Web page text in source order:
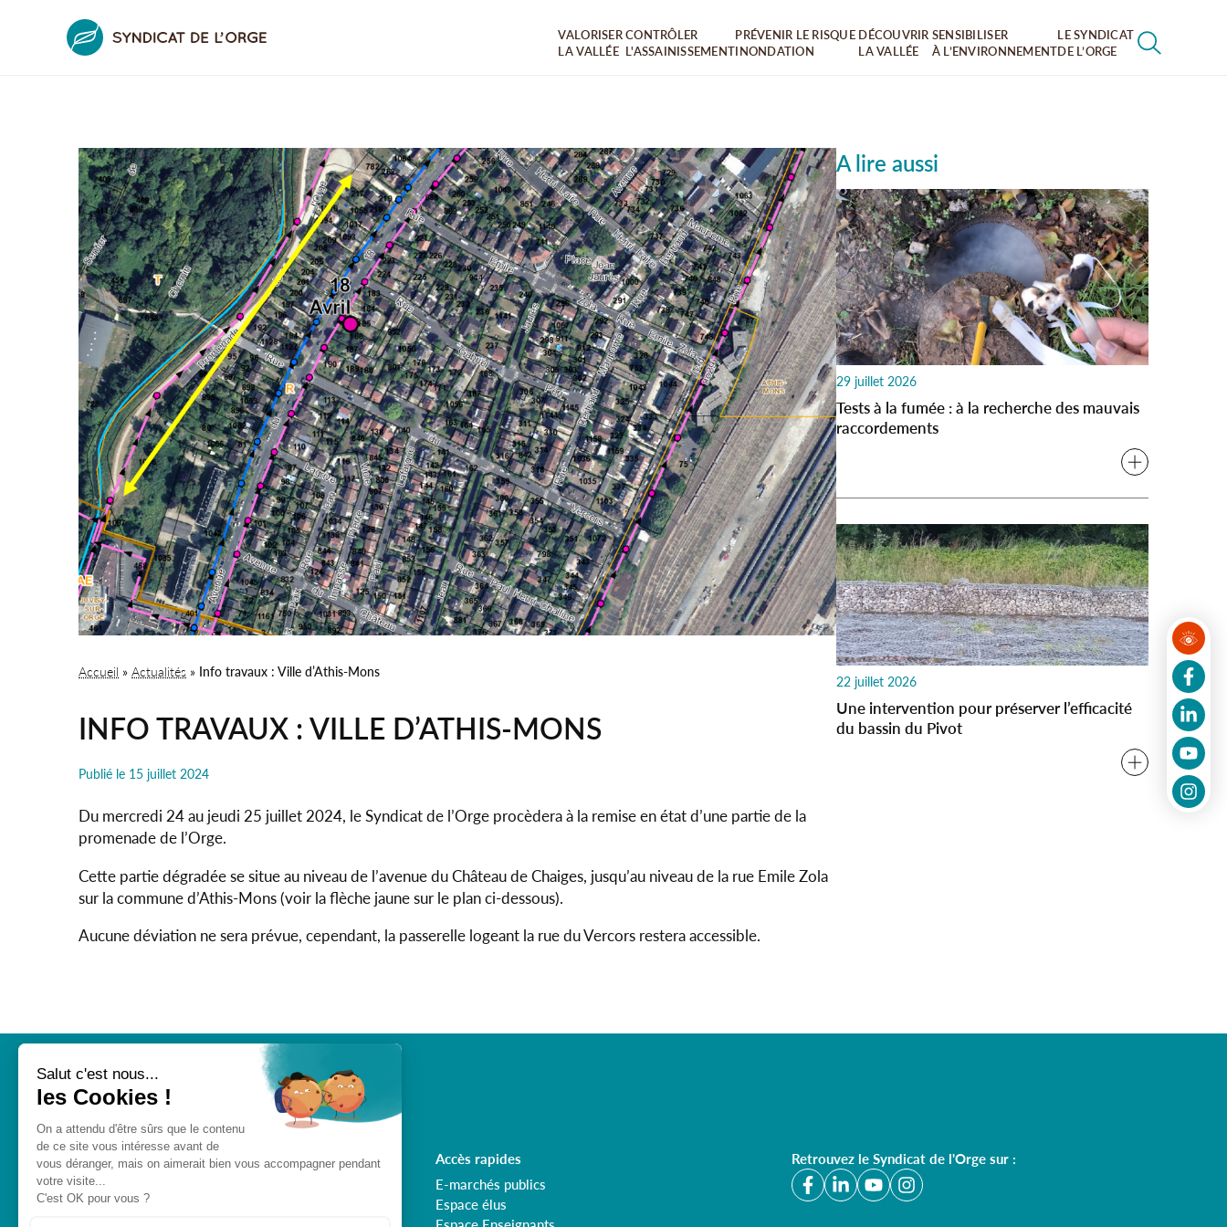
VALORISER
LA VALLÉE
CONTRÔLER
L'ASSAINISSEMENT
PRÉVENIR LE RISQUE
INONDATION
DÉCOUVRIR
LA VALLÉE
SENSIBILISER
À L’ENVIRONNEMENT
LE SYNDICAT
DE L’ORGE
Accueil » Actualités » Info travaux : Ville d’Athis-Mons
INFO TRAVAUX : VILLE D’ATHIS-MONS
Publié le 15 juillet 2024
Du mercredi 24 au jeudi 25 juillet 2024, le Syndicat de l’Orge procèdera à la remise en état d’une partie de la
promenade de l’Orge.
Cette partie dégradée se situe au niveau de l’avenue du Château de Chaiges, jusqu’au niveau de la rue Emile Zola
sur la commune d’Athis-Mons (voir la flèche jaune sur le plan ci-dessous).
Aucune déviation ne sera prévue, cependant, la passerelle logeant la rue du Vercors restera accessible.
A lire aussi
29 juillet 2026
Tests à la fumée : à la recherche des mauvais
raccordements
22 juillet 2026
Une intervention pour préserver l’efficacité
du bassin du Pivot
163, route de Fleury
91172 Viry-Châtillon
Tél :0805 29 20 90
Accès rapides
E-marchés publics
Espace élus
Retrouvez le Syndicat de l'Orge sur :